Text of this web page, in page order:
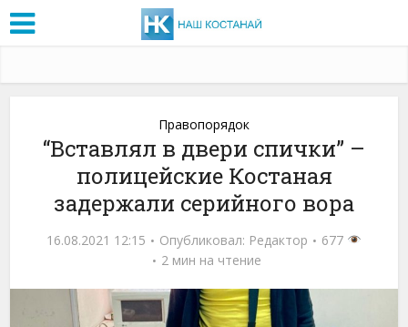
Правопорядок
“Вставлял в двери спички” –
полицейские Костаная
задержали серийного вора
16.08.2021 12:15 Опубликовал: Редактор
677
2 мин на чтение